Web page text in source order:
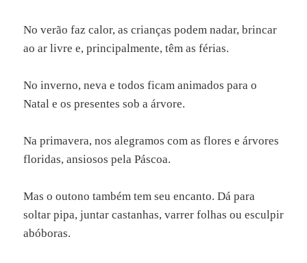
No verão faz calor, as crianças podem nadar, brincar
ao ar livre e, principalmente, têm as férias.
No inverno, neva e todos ficam animados para o
Natal e os presentes sob a árvore.
Na primavera, nos alegramos com as flores e árvores
floridas, ansiosos pela Páscoa.
Mas o outono também tem seu encanto. Dá para
soltar pipa, juntar castanhas, varrer folhas ou esculpir
abóboras.